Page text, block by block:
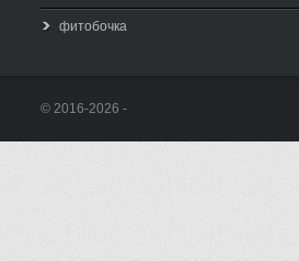
фитобочка
© 2016-2026 -